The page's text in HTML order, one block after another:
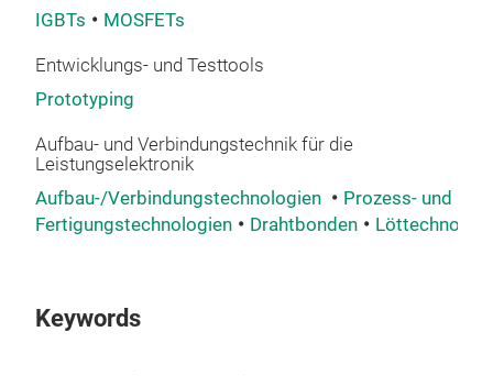
IGBTs MOSFETs
Entwicklungs- und Testtools
Prototyping
Aufbau- und Verbindungstechnik für die
Leistungselektronik
Aufbau-/Verbindungstechnologien
Prozess- und
Fertigungstechnologien
Drahtbonden
Keywords